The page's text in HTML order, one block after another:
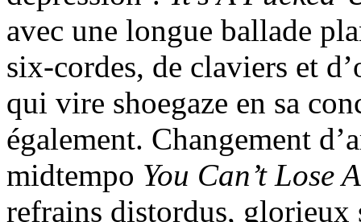
avec une longue ballade
six-cordes, de claviers et
qui vire shoegaze en sa
également. Changement
midtempo You Can’t Lose
refrains distordus,